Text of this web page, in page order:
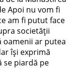
Apoi nu vom fi
am fi putut face
societății
oamenii ar putea
își exprimă
se piardă pe